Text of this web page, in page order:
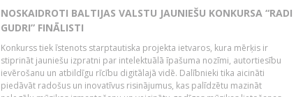
NOSKAIDROTI BALTIJAS VALSTU JAUNIEŠU KONKURSA “RADI
GUDRI” FINĀLISTI
Konkurss tiek īstenots starptautiska projekta ietvaros, kura mērķis ir
stiprināt jauniešu izpratni par intelektuālā īpašuma nozīmi, autortiesību
ievērošanu un atbildīgu rīcību digitālajā vidē. Dalībnieki tika aicināti
piedāvāt radošus un inovatīvus risinājumus, kas palīdzētu mazināt